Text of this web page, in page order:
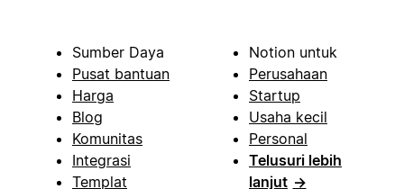
Sumber Daya
Pusat bantuan
Harga
Blog
Komunitas
Integrasi
Templat
Notion untuk
Perusahaan
Startup
Usaha kecil
Personal
Telusuri lebih
lanjut →